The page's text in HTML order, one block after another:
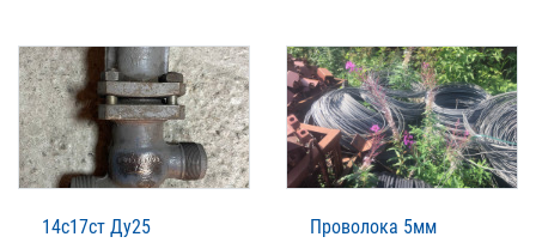
14с17ст Ду25
Проволока 5мм